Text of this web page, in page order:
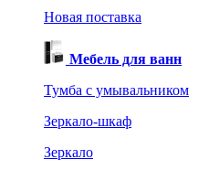
Новая поставка
Мебель для ванн
Тумба с умывальником
Зеркало-шкаф
Зеркало